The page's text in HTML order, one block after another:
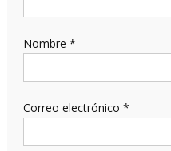
Nombre *
Correo electrónico *